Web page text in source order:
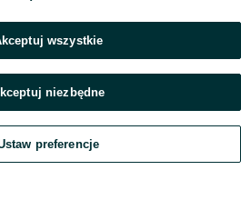
Dodaj Czat Konto
wszystkie
niezbędne
preferencje